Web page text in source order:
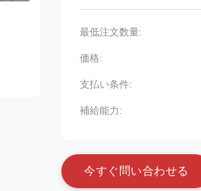
最低注文数量:
価格:
支払い条件:
補給能力:
今す ぐ 問い合わせる